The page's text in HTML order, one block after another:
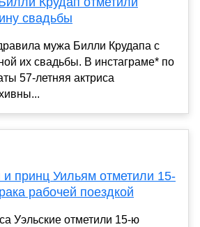
свадьбы
мужа Билли Крудапа с
их свадьбы. В инстаграме* по
57-летняя актриса
принц Уильям отметили 15-
рабочей поездкой
Уэльские отметили 15-ю